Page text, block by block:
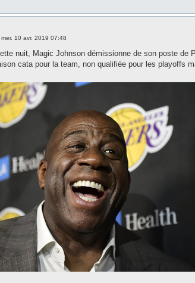
mer. 10 avr. 2019 07:48
nuit, Magic Johnson démissionne de son poste de
cata pour la team, non qualifiée pour les playoffs